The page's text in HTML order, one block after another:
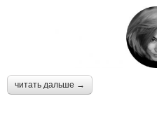
читать дальше →